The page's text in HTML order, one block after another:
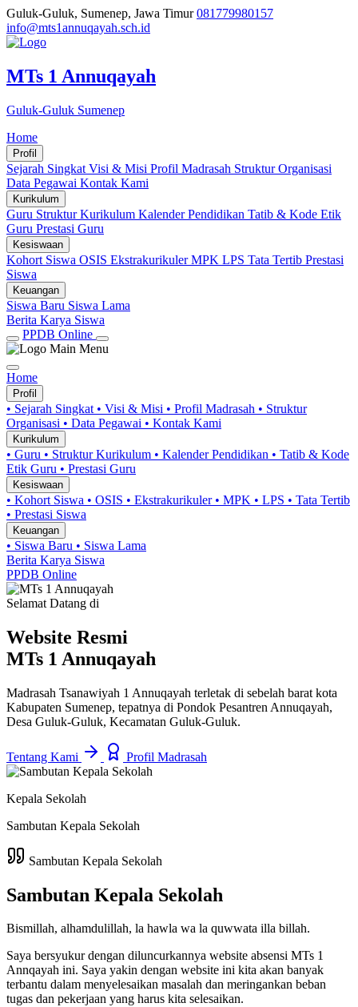
Guluk-Guluk, Sumenep, Jawa Timur 081779980157
info@mts1annuqayah.sch.id
MTs 1 Annuqayah
Guluk-Guluk Sumenep
Home
Profil
Sejarah Singkat Visi & Misi Profil Madrasah Struktur Organisasi
Data Pegawai Kontak Kami
Kurikulum
Guru Struktur Kurikulum Kalender Pendidikan Tatib & Kode Etik
Guru Prestasi Guru
Kesiswaan
Kohort Siswa OSIS Ekstrakurikuler MPK LPS Tata Tertib Prestasi
Siswa
Keuangan
Siswa Baru Siswa Lama
Berita Karya Siswa
PPDB Online
Main Menu
Home
Profil
• Sejarah Singkat • Visi & Misi • Profil Madrasah • Struktur
Organisasi • Data Pegawai • Kontak Kami
Kurikulum
• Guru • Struktur Kurikulum • Kalender Pendidikan • Tatib & Kode
Etik Guru • Prestasi Guru
Kesiswaan
• Kohort Siswa • OSIS • Ekstrakurikuler • MPK • LPS • Tata Tertib
• Prestasi Siswa
Keuangan
• Siswa Baru • Siswa Lama
Berita Karya Siswa
PPDB Online
Selamat Datang di
Website Resmi
MTs 1 Annuqayah
Madrasah Tsanawiyah 1 Annuqayah terletak di sebelah barat kota
Kabupaten Sumenep, tepatnya di Pondok Pesantren Annuqayah,
Desa Guluk-Guluk, Kecamatan Guluk-Guluk.
Tentang Kami Profil Madrasah
Kepala Sekolah
Sambutan Kepala Sekolah
Sambutan Kepala Sekolah
Sambutan Kepala Sekolah
Bismillah, alhamdulillah, la hawla wa la quwwata illa billah.
Saya bersyukur dengan diluncurkannya website absensi MTs 1
Annqayah ini. Saya yakin dengan website ini kita akan banyak
terbantu dalam menyelesaikan masalah dan meringankan beban
tugas dan pekerjaan yang harus kita selesaikan.